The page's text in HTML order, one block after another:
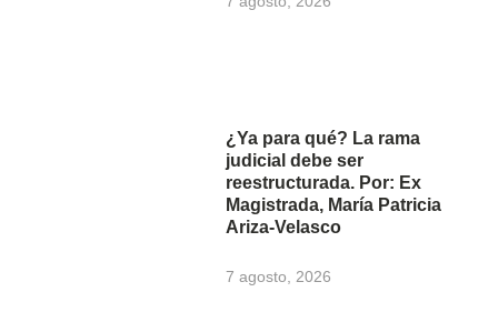
¿Ya para qué? La rama
judicial debe ser
reestructurada. Por: Ex
Magistrada, María Patricia
Ariza-Velasco
7 agosto, 2026